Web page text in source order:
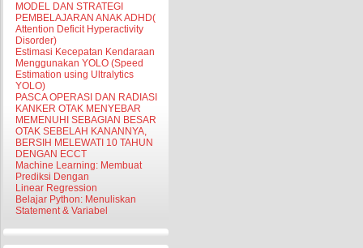
MODEL DAN STRATEGI
PEMBELAJARAN ANAK ADHD(
Attention Deficit Hyperactivity
Disorder)
Estimasi Kecepatan Kendaraan
Menggunakan YOLO (Speed
Estimation using Ultralytics
YOLO)
PASCA OPERASI DAN RADIASI
KANKER OTAK MENYEBAR
MEMENUHI SEBAGIAN BESAR
OTAK SEBELAH KANANNYA,
BERSIH MELEWATI 10 TAHUN
DENGAN ECCT
Machine Learning: Membuat
Prediksi Dengan
Linear Regression
Belajar Python: Menuliskan
Statement & Variabel